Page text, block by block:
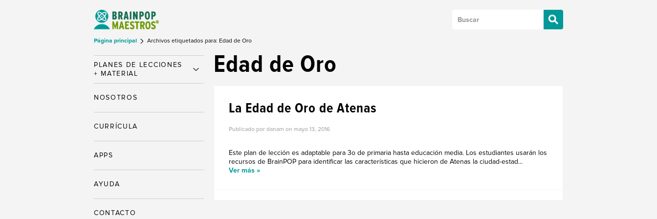
Página principal Archivos etiquetados para: Edad de Oro
Edad de Oro
La Edad de Oro de Atenas
Publicado por danam on mayo 13, 2016
Este plan de lección es adaptable para 3o de primaria hasta educación media. Los estudiantes usarán los
recursos de BrainPOP para identificar las características que hicieron de Atenas la ciudad-estad...
Ver más »
PLANES DE LECCIONES
+ MATERIAL
NOSOTROS
CURRÍCULA
APPS
AYUDA
CONTACTO